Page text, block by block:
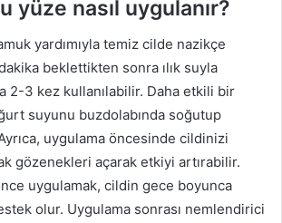
yüze nasıl uygulanır?
yardımıyla temiz cilde nazikçe
beklettikten sonra ılık suyla
2-3 kez kullanılabilir. Daha etkili bir
suyunu buzdolabında soğutup
uygulama öncesinde cildinizi
gözenekleri açarak etkiyi artırabilir.
uygulamak, cildin gece boyunca
olur. Uygulama sonrası nemlendirici